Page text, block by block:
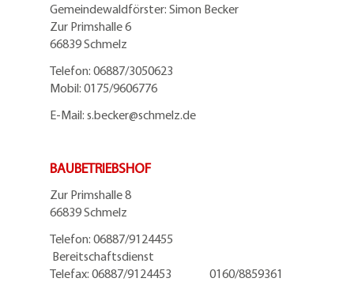
Gemeindewaldförster: Simon Becker
Zur Primshalle 6
66839 Schmelz
Telefon: 06887/3050623
Mobil: 0175/9606776
E-Mail: s.becker@schmelz.de
BAUBETRIEBSHOF
Zur Primshalle 8
66839 Schmelz
Telefon: 06887/9124455
Bereitschaftsdienst
Telefax: 06887/9124453 0160/8859361